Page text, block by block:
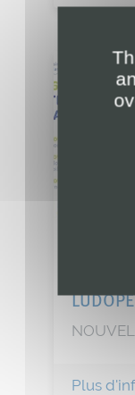
Du 04/
Plus